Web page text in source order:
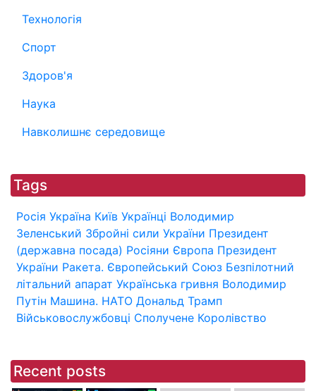
Технологія
Спорт
Здоров'я
Наука
Навколишнє середовище
Tags
Росія Україна Київ Українці Володимир
Зеленський Збройні сили України Президент
(державна посада) Росіяни Європа Президент
України Ракета. Європейський Союз Безпілотний
літальний апарат Українська гривня Володимир
Путін Машина. НАТО Дональд Трамп
Військовослужбовці Сполучене Королівство
Recent posts